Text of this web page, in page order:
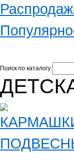
Поиск по каталогу